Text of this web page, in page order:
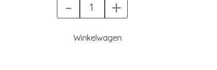
- +
Winkelwagen